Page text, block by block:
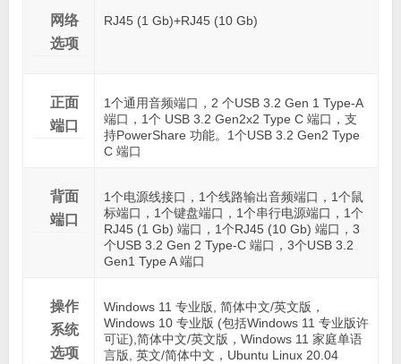
网络
选项
RJ45 (1 Gb)+RJ45 (10 Gb)
正面
端口
1个通用音频端口，2 个USB 3.2 Gen 1 Type-A
端口，1个 USB 3.2 Gen2x2 Type C 端口，支
持PowerShare 功能。1个USB 3.2 Gen2 Type
C 端口
背面
端口
1个电源线接口，1个线路输出音频端口，1个鼠
标端口，1个键盘端口，1个串行电源端口，1个
RJ45 (1 Gb) 端口，1个RJ45 (10 Gb) 端口，3
个USB 3.2 Gen 2 Type-C 端口，3个USB 3.2
Gen1 Type A 端口
操作
系统
选项
Windows 11 专业版, 简体中文/英文版，
Windows 10 专业版 (包括Windows 11 专业版许
可证),简体中文/英文版，Windows 11 家庭单语
言版, 英文/简体中文，Ubuntu Linux 20.04